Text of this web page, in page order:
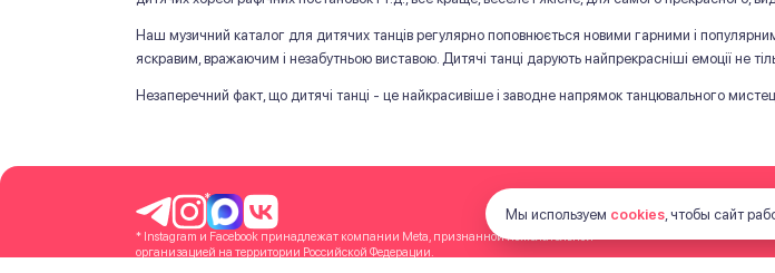
Наш музичний каталог для дитячих танців регулярно поповнюється новими гарними і
яскравим, вражаючим і незабутньою виставою. Дитячі танці дарують найпрекрасніші емоції не
Незаперечний факт, що дитячі танці - це найкрасивіше і заводне напрямок танцювального
*
* Instagram и Facebook принадлежат компании Meta, признанной нежелательной
организацией на территории Российской Федерации.
Мы используем cookies , чтобы сайт